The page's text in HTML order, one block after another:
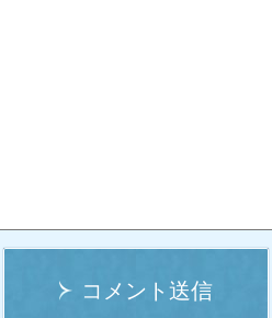
コメント送信